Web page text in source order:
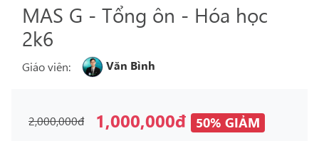
MAS G - Tổng ôn - Hóa học
2k6
Giáo viên: Văn Bình
2,000,000đ 1,000,000đ 50% GIẢM